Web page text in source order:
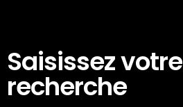
Saisissez votre
recherche